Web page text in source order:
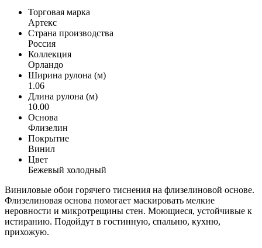
Торговая марка
Артекс
Страна производства
Россия
Коллекция
Орландо
Ширина рулона (м)
1.06
Длина рулона (м)
10.00
Основа
Флизелин
Покрытие
Винил
Цвет
Бежевый холодный
Виниловые обои горячего тиснения на флизелиновой основе.
Флизелиновая основа помогает маскировать мелкие
неровности и микротрещины стен. Моющиеся, устойчивые к
истиранию. Подойдут в гостинную, спальню, кухню,
прихожую.